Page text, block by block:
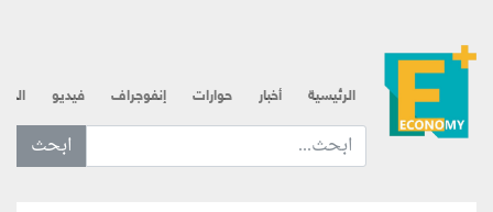
الرئيسية أخبار حوارات إنفوجراف فيديو
ابحث عن... :